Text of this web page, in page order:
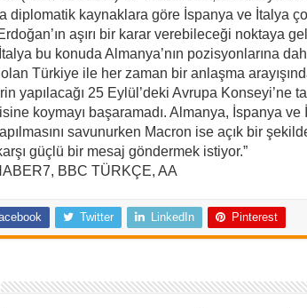
diplomatik kaynaklara göre İspanya ve İtalya
aşırı bir karar verebileceği noktaya
bu konuda Almanya’nın pozisyonlarına
Türkiye ile her zaman bir anlaşma
yapılacağı 25 Eylül’deki Avrupa Konseyi’ne
koymayı başaramadı. Almanya, İspanya
savunurken Macron ise açık bir
güçlü bir mesaj göndermek istiyor.”
BBC TÜRKÇE, AA
Twitter LinkedIn Pinterest